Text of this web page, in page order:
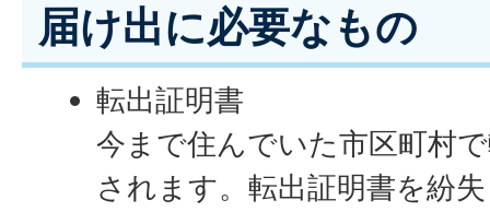
届け出に必要なもの
転出証明書
今まで住んでいた市区町村
されます。転出証明書を紛